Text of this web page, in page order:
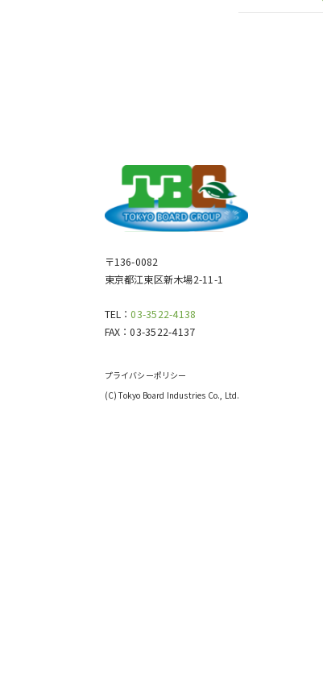
〒136-0082
東京都江東区新木場2-11-1
TEL：03-3522-4138
FAX：03-3522-4137
プライバシーポリシー
(C) Tokyo Board Industries Co., Ltd.